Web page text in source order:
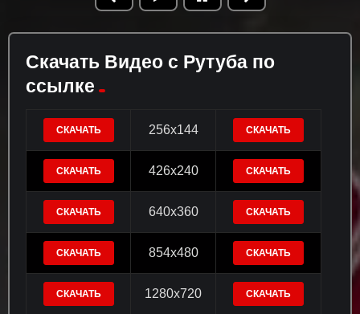
Скачать Видео с Рутуба по
ссылке
СКАЧАТЬ 256x144 СКАЧАТЬ
СКАЧАТЬ 426x240 СКАЧАТЬ
СКАЧАТЬ 640x360 СКАЧАТЬ
СКАЧАТЬ 854x480 СКАЧАТЬ
СКАЧАТЬ 1280x720 СКАЧАТЬ